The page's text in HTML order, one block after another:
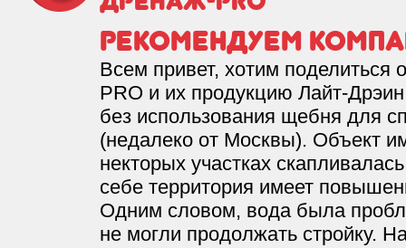
Оценка
Рекомендуем
Всем привет, хотим
PRO и их продукцию Лайт-
без использования щебня для
(недалеко от Москвы). Объект
некторых участках
себе территория имеет
Одним словом, вода была
не могли продолжать стройку.